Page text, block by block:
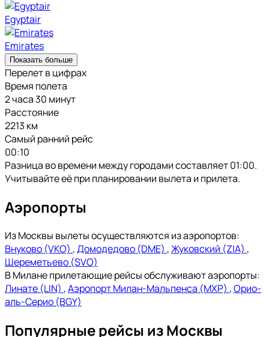
Egyptair
Emirates
Показать больше
Перелет в цифрах
Время полета
2 часа 30 минут
Расстояние
2213 км
Самый ранний рейс
00:10
Разница во времени между городами составляет 01:00.
Учитывайте её при планировании вылета и прилета.
Аэропорты
Из Москвы вылеты осуществляются из аэропортов:
Внуково (VKO) ,Домодедово (DME) ,Жуковский (ZIA) ,
Шереметьево (SVO)
В Милане прилетающие рейсы обслуживают аэропорты:
Линате (LIN) ,Аэропорт Милан-Мальпенса (MXP) ,Орио-
аль-Серио (BGY)
Популярные рейсы из Москвы